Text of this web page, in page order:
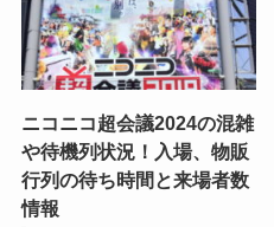
ニコニコ超会議2024の混雑
や待機列状況！入場、物販
行列の待ち時間と来場者数
情報